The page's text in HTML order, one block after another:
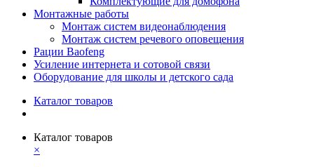
Монтажные работы
Монтаж систем видеонаблюдения
Монтаж систем речевого оповещения
Рации Baofeng
Усиление интернета и сотовой связи
Оборудование для школы и детского сада
Каталог товаров
Каталог товаров
×